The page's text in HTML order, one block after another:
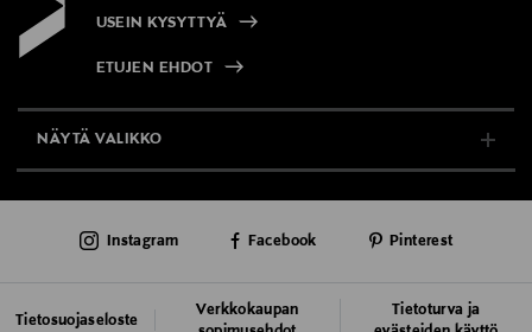
USEIN KYSYTTYÄ
ETUJEN EHDOT
NÄYTÄ VALIKKO
AJANKOHTAISTA
Tietosuojaseloste
Verkkokaupan
Tietoturva ja
Instagram Facebook Pinterest